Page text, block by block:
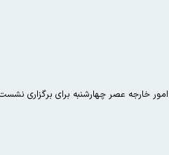
خارجه عصر چهارشنبه برای برگزاری